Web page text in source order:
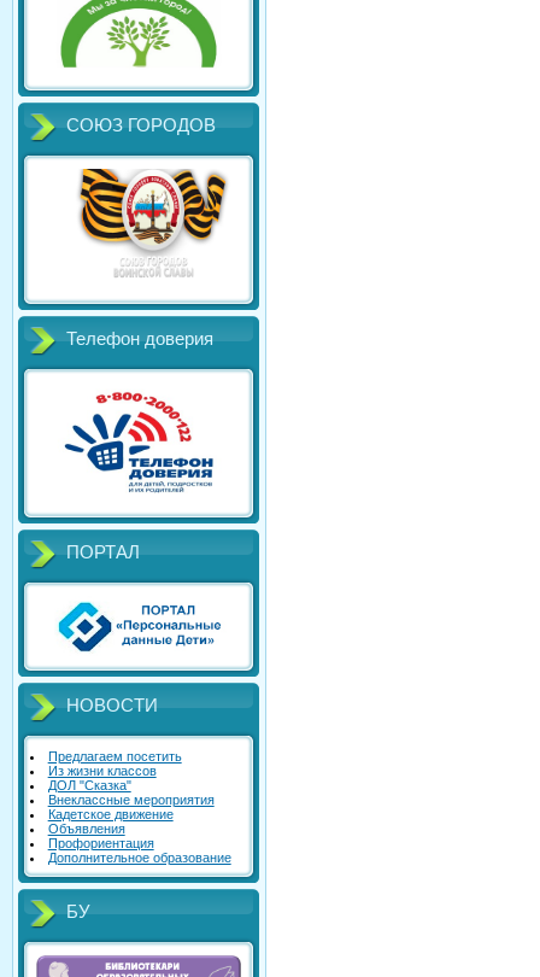
СОЮЗ ГОРОДОВ
Телефон доверия
ПОРТАЛ
НОВОСТИ
Предлагаем посетить
Из жизни классов
ДОЛ "Сказка"
Внеклассные мероприятия
Кадетское движение
Объявления
Профориентация
Дополнительное образование
БУ